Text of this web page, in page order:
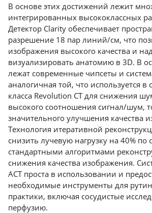
В основе этих достижений лежит
интегрированных высококлассных
Детектор Clarity обеспечивает
разрешение 18 пар линий/см, что
изображения высокого качества и
визуализировать анатомию в 3D. В
лежат современные чипсеты и
аналогичная той, что используется
класса Revolution CT для снижения
высокого соотношения сигнал/шум,
значительного улучшения качества
Технология итеративной
снизить лучевую нагрузку на 40% по
стандартными алгоритмами
снижения качества изображения.
ACT проста в использовании и
необходимые инструменты для
практики, включая сосудистые
перфузию.